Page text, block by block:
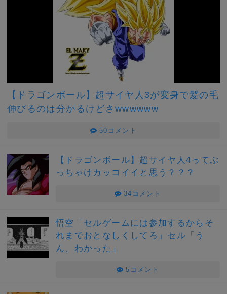
【ドラゴンボール】超サイヤ人3が変身で髪の毛
伸びるのは分かるけどさwwwwww
50コメント
【ドラゴンボール】超サイヤ人4ってぶ
っちゃけカッコイイと思う？？？
34コメント
悟空「セルゲームには参加するからそ
れまでおとなしくしてろ」セル「う
ん、わかった」
5コメント